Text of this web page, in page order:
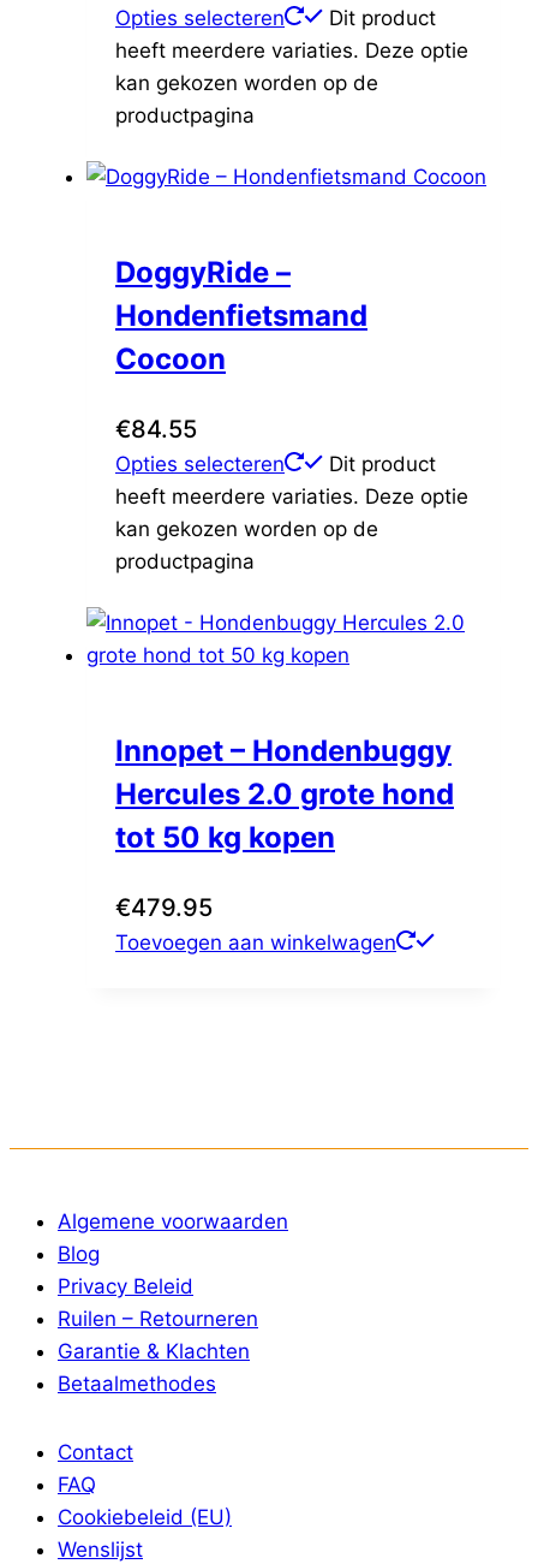
Opties selecteren
Dit product
heeft meerdere variaties. Deze optie
kan gekozen worden op de
productpagina
DoggyRide –
Hondenfietsmand
Cocoon
€84.55
Opties selecteren
Dit product
heeft meerdere variaties. Deze optie
kan gekozen worden op de
productpagina
Innopet – Hondenbuggy
Hercules 2.0 grote hond
tot 50 kg kopen
€479.95
Toevoegen aan winkelwagen
Algemene voorwaarden
Blog
Privacy Beleid
Ruilen – Retourneren
Garantie & Klachten
Betaalmethodes
Contact
FAQ
Cookiebeleid (EU)
Wenslijst